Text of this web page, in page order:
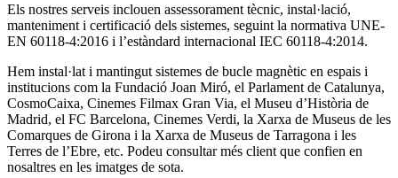
Els nostres serveis inclouen assessorament tècnic, instal·lació,
manteniment i certificació dels sistemes, seguint la normativa UNE-
EN 60118-4:2016 i l’estàndard internacional IEC 60118-4:2014.
Hem instal·lat i mantingut sistemes de bucle magnètic en espais i
institucions com la Fundació Joan Miró, el Parlament de Catalunya,
CosmoCaixa, Cinemes Filmax Gran Via, el Museu d’Història de
Madrid, el FC Barcelona, Cinemes Verdi, la Xarxa de Museus de les
Comarques de Girona i la Xarxa de Museus de Tarragona i les
Terres de l’Ebre, etc. Podeu consultar més client que confien en
nosaltres en les imatges de sota.